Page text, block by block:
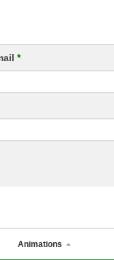
*
Animations